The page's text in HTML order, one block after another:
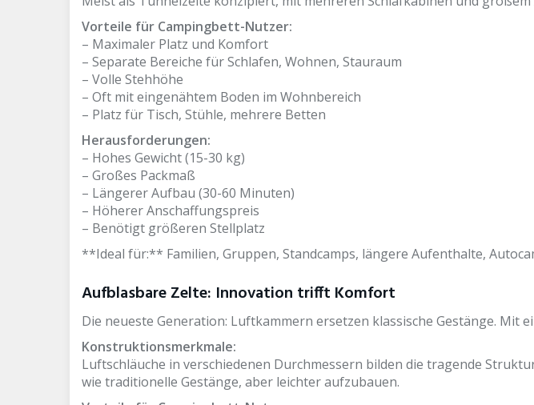
Vorteile für Campingbett-Nutzer:
– Maximaler Platz und Komfort
– Separate Bereiche für Schlafen, Wohnen, Stauraum
– Volle Stehhöhe
– Oft mit eingenähtem Boden im Wohnbereich
– Platz für Tisch, Stühle, mehrere Betten
Herausforderungen:
– Hohes Gewicht (15-30 kg)
– Großes Packmaß
– Längerer Aufbau (30-60 Minuten)
– Höherer Anschaffungspreis
– Benötigt größeren Stellplatz
**Ideal für:** Familien, Gruppen, Standcamps, längere Aufenthalte,
Aufblasbare Zelte: Innovation trifft Komfort
Die neueste Generation: Luftkammern ersetzen klassische Gestänge. Mit
Konstruktionsmerkmale:
Luftschläuche in verschiedenen Durchmessern bilden die tragende
wie traditionelle Gestänge, aber leichter aufzubauen.